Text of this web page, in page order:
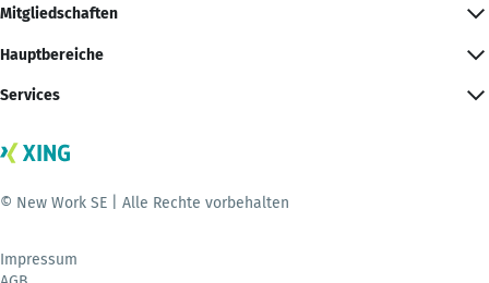
Mitgliedschaften
Hauptbereiche
Services
© New Work SE | Alle Rechte vorbehalten
Impressum